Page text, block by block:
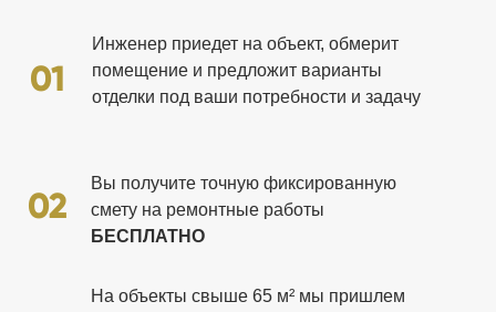
На объекты свыше 65 м² мы пришлем
Вы получите точную фиксированную
смету на ремонтные работы
БЕСПЛАТНО
Инженер приедет на объект, обмерит
помещение и предложит варианты
отделки под ваши потребности и задачу
02
01